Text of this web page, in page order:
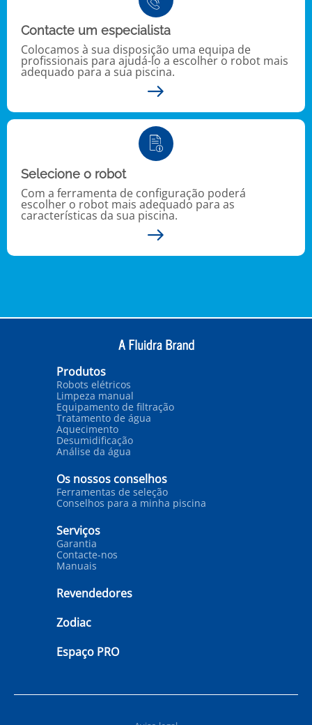
Contacte um especialista
Colocamos à sua disposição uma equipa de
profissionais para ajudá-lo a escolher o robot mais
adequado para a sua piscina.
Selecione o robot
Com a ferramenta de configuração poderá
escolher o robot mais adequado para as
características da sua piscina.
Produtos
Robots elétricos
Limpeza manual
Equipamento de filtração
Tratamento de água
Aquecimento
Desumidificação
Análise da água
Os nossos conselhos
Ferramentas de seleção
Conselhos para a minha piscina
Serviços
Garantia
Contacte-nos
Manuais
Revendedores
Zodiac
Espaço PRO